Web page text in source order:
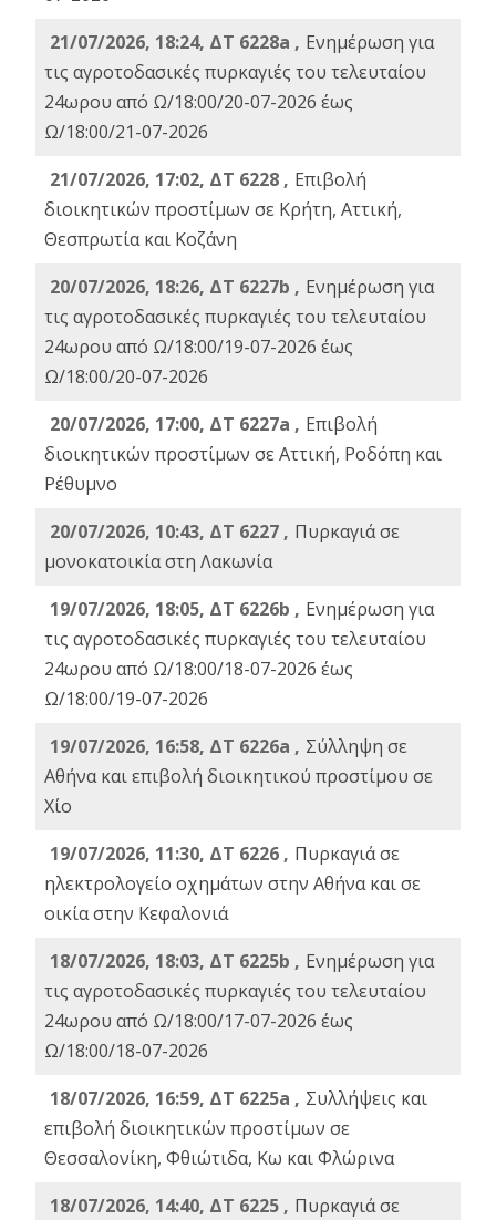
21/07/2026, 18:24, ΔΤ 6228a , Ενημέρωση για
τις αγροτοδασικές πυρκαγιές του τελευταίου
24ωρου από Ω/18:00/20-07-2026 έως
Ω/18:00/21-07-2026
21/07/2026, 17:02, ΔΤ 6228 , Επιβολή
διοικητικών προστίμων σε Κρήτη, Αττική,
Θεσπρωτία και Κοζάνη
20/07/2026, 18:26, ΔΤ 6227b , Ενημέρωση για
τις αγροτοδασικές πυρκαγιές του τελευταίου
24ωρου από Ω/18:00/19-07-2026 έως
Ω/18:00/20-07-2026
20/07/2026, 17:00, ΔΤ 6227a , Επιβολή
διοικητικών προστίμων σε Αττική, Ροδόπη και
Ρέθυμνο
20/07/2026, 10:43, ΔΤ 6227 , Πυρκαγιά σε
μονοκατοικία στη Λακωνία
19/07/2026, 18:05, ΔΤ 6226b , Ενημέρωση για
τις αγροτοδασικές πυρκαγιές του τελευταίου
24ωρου από Ω/18:00/18-07-2026 έως
Ω/18:00/19-07-2026
19/07/2026, 16:58, ΔΤ 6226a , Σύλληψη σε
Αθήνα και επιβολή διοικητικού προστίμου σε
Χίο
19/07/2026, 11:30, ΔΤ 6226 , Πυρκαγιά σε
ηλεκτρολογείο οχημάτων στην Αθήνα και σε
οικία στην Κεφαλονιά
18/07/2026, 18:03, ΔΤ 6225b , Ενημέρωση για
τις αγροτοδασικές πυρκαγιές του τελευταίου
24ωρου από Ω/18:00/17-07-2026 έως
Ω/18:00/18-07-2026
18/07/2026, 16:59, ΔT 6225a , Συλλήψεις και
επιβολή διοικητικών προστίμων σε
Θεσσαλονίκη, Φθιώτιδα, Κω και Φλώρινα
18/07/2026, 14:40, ΔΤ 6225 , Πυρκαγιά σε